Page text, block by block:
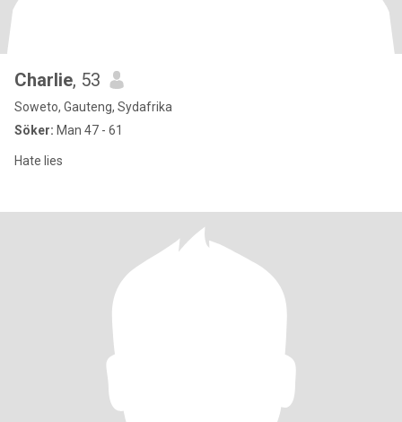
Charlie, 53
Soweto, Gauteng, Sydafrika
Söker: Man 47 - 61
Hate lies